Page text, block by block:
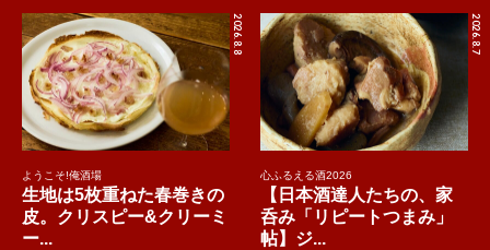
2026.8.8
ようこそ!俺酒場
生地は5枚重ねた春巻きの
皮。クリスピー&クリーミ
ー...
2026.8.7
心ふるえる酒2026
【日本酒達人たちの、家
呑み「リピートつまみ」
帖】ジ...